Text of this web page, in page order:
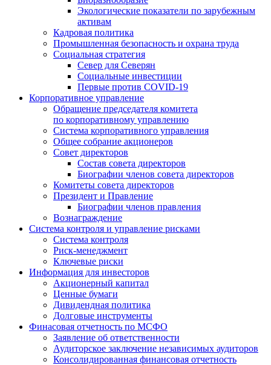
Экологические показатели по зарубежным
активам
Кадровая политика
Промышленная безопасность и охрана труда
Социальная стратегия
Север для Северян
Социальные инвестиции
Первые против COVID‑19
Корпоративное управление
Обращение председателя комитета
по корпоративному управлению
Система корпоративного управления
Общее собрание акционеров
Совет директоров
Состав совета директоров
Биографии членов совета директоров
Комитеты совета директоров
Президент и Правление
Биографии членов правления
Вознаграждение
Система контроля и управление рисками
Система контроля
Риск-менеджмент
Ключевые риски
Информация для инвесторов
Акционерный капитал
Ценные бумаги
Дивидендная политика
Долговые инструменты
Финасовая отчетность по МСФО
Заявление об ответственности
Аудиторское заключение независимых аудиторов
Консолидированная финансовая отчетность